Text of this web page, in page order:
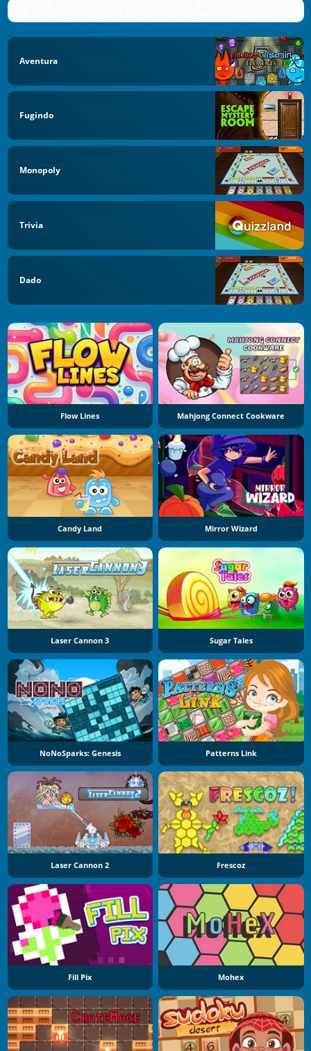
Aventura
Fugindo
Monopoly
Trivia
Dado
Flow Lines Mahjong Connect Cookware
Candy Land Mirror Wizard
Laser Cannon 3 Sugar Tales
NoNoSparks: Genesis Patterns Link
Laser Cannon 2 Frescoz
Fill Pix Mohex